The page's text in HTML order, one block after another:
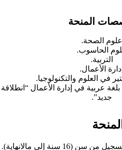
المنحة
علوم الصحة.
الحاسوب.
التربية.
إدارة الأعمال.
في العلوم والتكنولوجيا.
عربية في إدارة الأعمال “انطلاقة
جديد”.
سنة إلى مالانهاية).